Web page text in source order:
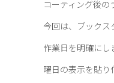
コーティング後の
今回は、ブックス
作業日を明確にし
曜日の表示を貼